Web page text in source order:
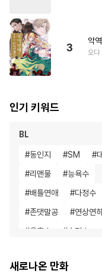
3
악
오다
인기 키워드
BL
#동인지 #SM #
#리맨물 #능욕수
#배틀연애 #다정수
#존댓말공 #연상연
#유혹수 # 순정수
#역사/시대물
새로나온 만화